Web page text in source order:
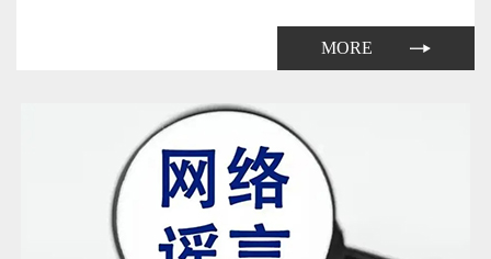
力系统的航空器。无人驾驶航空器按照性能指标分为微型、轻
MORE